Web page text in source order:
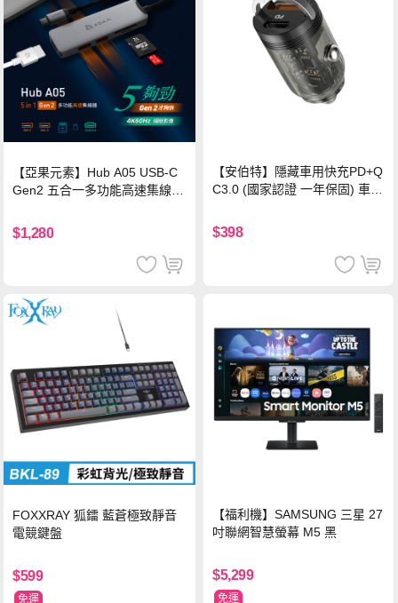
【亞果元素】Hub A05 USB-C
Gen2 五合一多功能高速集線
$1,280
【安伯特】隱藏車用快充PD+Q
C3.0 (國家認證 一年保固) 車充
$398
FOXXRAY 狐鐳 藍蒼極致靜音
電競鍵盤
$599
免運
【福利機】SAMSUNG 三星 27
吋聯網智慧螢幕 M5 黑
$5,299
免運